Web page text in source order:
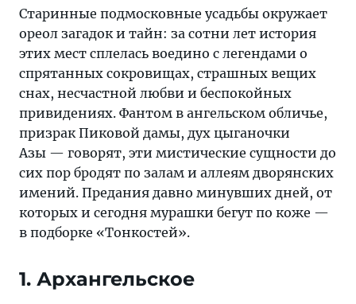
тайн:
сотни
история
этих
сплелась
легендами
спрятанных
Старинные подмосковные усадьбы окружает
ореол загадок и тайн: за сотни лет история
этих мест сплелась воедино с легендами о
спрятанных сокровищах, страшных вещих
снах, несчастной любви и беспокойных
привидениях. Фантом в ангельском обличье,
призрак Пиковой дамы, дух цыганочки
Азы — говорят, эти мистические сущности до
сих пор бродят по залам и аллеям дворянских
имений. Предания давно минувших дней, от
которых и сегодня мурашки бегут по коже —
в подборке «Тонкостей».
1. Архангельское